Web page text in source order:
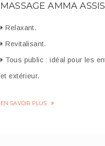
MASSAGE AMMA ASSIS
Relaxant.
Revitalisant.
Tous public : idéal pour les
et extérieur.
EN SAVOIR PLUS